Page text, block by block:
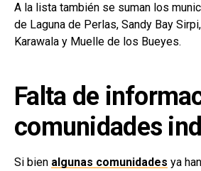
A la lista también se suman los
de Laguna de Perlas, Sandy Bay
Karawala y Muelle de los Bueyes.
Falta de
comunidades
Si bien algunas comunidades ya